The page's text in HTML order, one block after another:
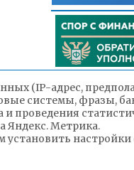
(IP-адрес,
системы, фразы,
проведения
Яндекс. Метрика.
настройки